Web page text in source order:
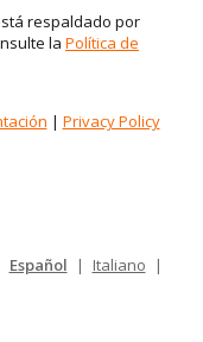
respaldado por
la Política de
| Privacy Policy
Español | Italiano
|